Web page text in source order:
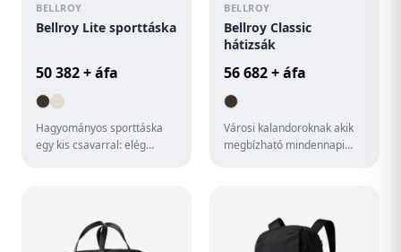
BELLROY
Bellroy Lite sporttáska
50 382 + áfa
Hagyományos sporttáska
egy kis csavarral: elég
BELLROY
Bellroy Classic
hátizsák
56 682 + áfa
Városi kalandoroknak akik
megbízható mindennapi